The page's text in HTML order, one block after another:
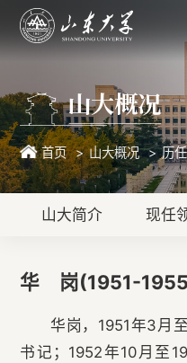
山大概况
首页 山大概况 历
山大简介 现任
华 岗(1951-
华岗，1951年3月
书记；1952年10月至